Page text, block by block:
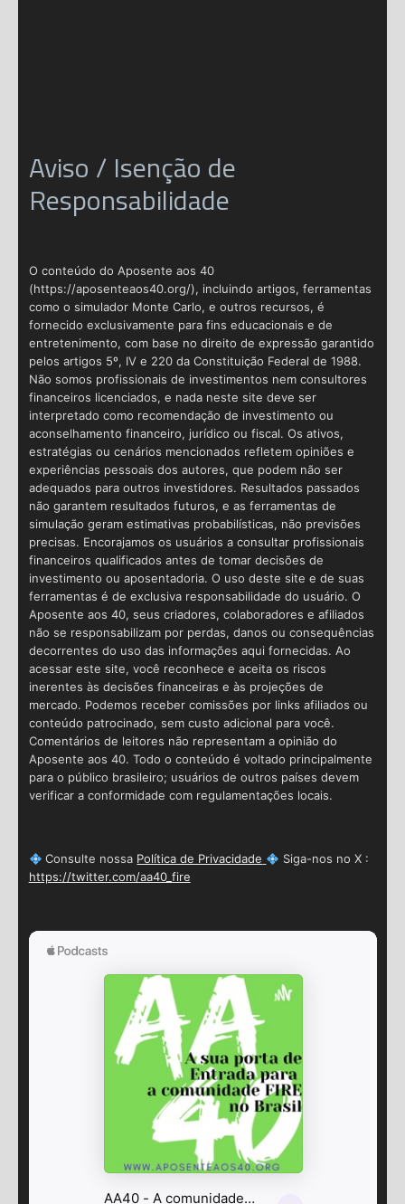
Aviso / Isenção de
Responsabilidade
O conteúdo do Aposente aos 40
(https://aposenteaos40.org/), incluindo artigos, ferramentas
como o simulador Monte Carlo, e outros recursos, é
fornecido exclusivamente para fins educacionais e de
entretenimento, com base no direito de expressão garantido
pelos artigos 5º, IV e 220 da Constituição Federal de 1988.
Não somos profissionais de investimentos nem consultores
financeiros licenciados, e nada neste site deve ser
interpretado como recomendação de investimento ou
aconselhamento financeiro, jurídico ou fiscal. Os ativos,
estratégias ou cenários mencionados refletem opiniões e
experiências pessoais dos autores, que podem não ser
adequados para outros investidores. Resultados passados
não garantem resultados futuros, e as ferramentas de
simulação geram estimativas probabilísticas, não previsões
precisas. Encorajamos os usuários a consultar profissionais
financeiros qualificados antes de tomar decisões de
investimento ou aposentadoria. O uso deste site e de suas
ferramentas é de exclusiva responsabilidade do usuário. O
Aposente aos 40, seus criadores, colaboradores e afiliados
não se responsabilizam por perdas, danos ou consequências
decorrentes do uso das informações aqui fornecidas. Ao
acessar este site, você reconhece e aceita os riscos
inerentes às decisões financeiras e às projeções de
mercado. Podemos receber comissões por links afiliados ou
conteúdo patrocinado, sem custo adicional para você.
Comentários de leitores não representam a opinião do
Aposente aos 40. Todo o conteúdo é voltado principalmente
para o público brasileiro; usuários de outros países devem
verificar a conformidade com regulamentações locais.
Consulte nossa Política de Privacidade
Siga-nos no X :
https://twitter.com/aa40_fire